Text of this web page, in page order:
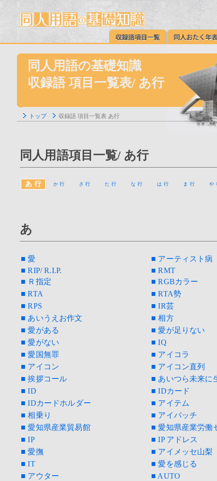
同人用語の基礎知識
収録語 項目一覧表/ あ行
トップ 収録語 項目一覧表 あ行
同人用語項目一覧/ あ行
あ 行 か 行 さ 行 た 行 な 行 は 行 ま 行 や
あ
■ 愛
■ アーティスト病
■ RIP/ R.I.P.
■ RMT
■ Ｒ指定
■ RGBカラー
■ RTA
■ RTA勢
■ RPS
■ IR芸
■ あいうえお作文
■ 相方
■ 愛がある
■ 愛が足りない
■ 愛がない
■ IQ
■ 愛国無罪
■ アイコラ
■ アイコン
■ アイコン直列
■ 挨拶コール
■ あいつら未来に
■ ID
■ IDカード
■ IDカードホルダー
■ アイテム
■ 相乗り
■ アイパッチ
■ 愛知県産業貿易館
■ 愛知県産業労働
■ IP
■ IP アドレス
■愛撫
■ アイメッセ山梨
■ IT
■ 愛を感じる
■ アウター
■ AUTO